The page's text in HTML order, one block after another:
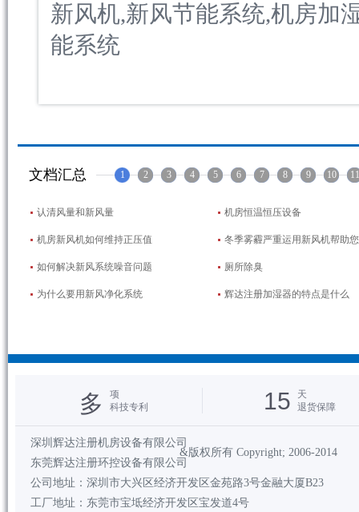
新风机,新风节能系统,机房加
能系统
文档汇总 1 2 3 4 5 6 7 8 9 10 11
认清风量和新风量 机房恒温恒压设备
机房新风机如何维持正压值 冬季雾霾严重运用新风机帮助您
如何解决新风系统噪音问题 厕所除臭
为什么要用新风净化系统 辉达注册加湿器的特点是什么
多
项
科技专利
15
天
退货保障
&版权所有 Copyright; 2006-2014
深圳辉达注册机房设备有限公司
东莞辉达注册环控设备有限公司
公司地址：深圳市大兴区经济开发区金苑路3号金融大厦B23
工厂地址：东莞市宝坻经济开发区宝发道4号